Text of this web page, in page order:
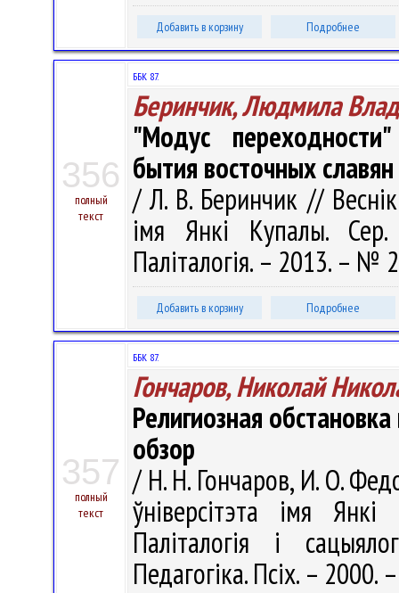
Добавить в корзину Подробнее
356
полный
текст
ББК 87.
Беринчик, Людмила
"Модус
бытия восточных славян
/ Л. В. Беринчик // Веснік
імя Янкі Купалы. Сер.
Паліталогія. – 2013. – №
Добавить в корзину Подробнее
357
полный
текст
ББК 87.
Гончаров, Николай
Религиозная
обзор
/ Н. Н. Гончаров, И. О.
ўніверсітэта імя
Паліталогія і
Педагогіка. Псіх. –